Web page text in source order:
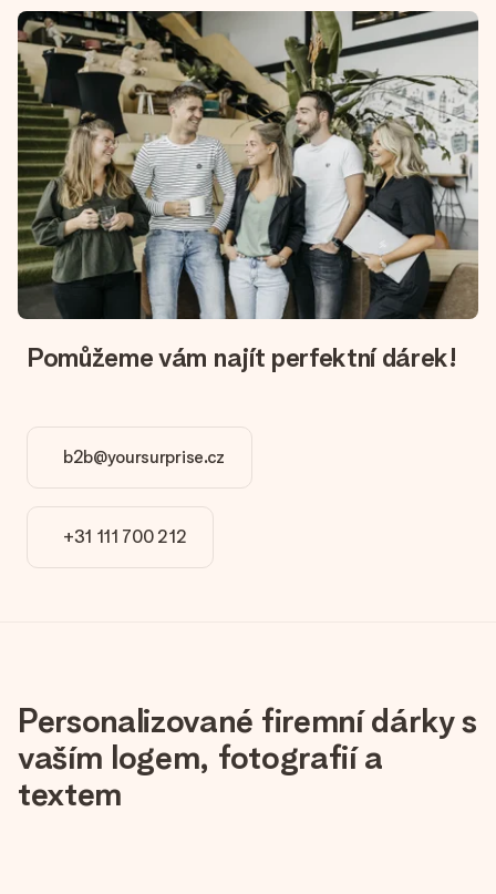
Pomůžeme vám najít perfektní dárek!
b2b@yoursurprise.cz
+31 111 700 212
Personalizované firemní dárky s
vaším logem, fotografií a
textem